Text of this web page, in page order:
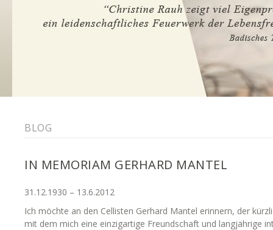
BLOG
IN MEMORIAM GERHARD MANTEL
31.12.1930 – 13.6.2012
Ich möchte an den Cellisten Gerhard Mantel erinnern, der
mit dem mich eine einzigartige Freundschaft und langjährige